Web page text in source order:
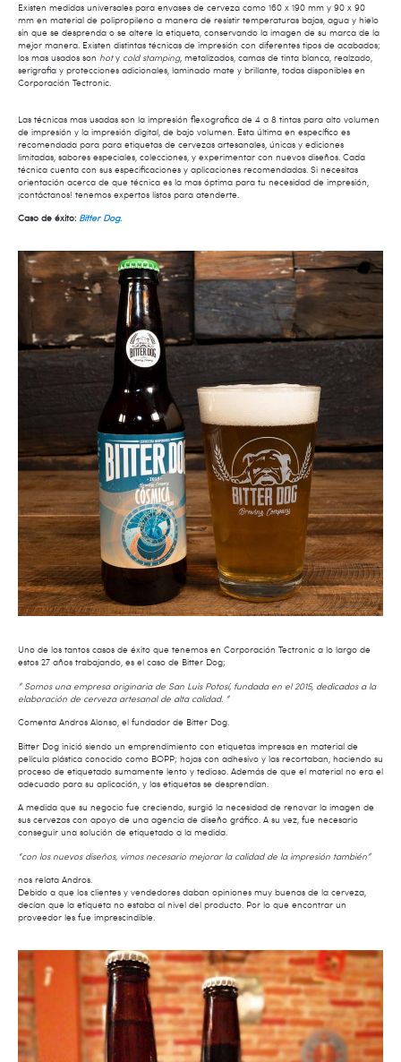
Existen medidas universales para envases de cerveza como 160 x 190 mm y 90 x 90
mm en material de polipropileno a manera de resistir temperaturas bajas, agua y hielo
sin que se desprenda o se altere la etiqueta, conservando la imagen de su marca de la
mejor manera. Existen distintas técnicas de impresión con diferentes tipos de acabados;
los mas usados son hoty cold stamping, metalizados, camas de tinta blanca, realzado,
serigrafia y protecciones adicionales, laminado mate y brillante, todas disponibles en
Corporación Tectronic.
Las técnicas mas usadas son la impresión flexografica de 4 a 8 tintas para alto volumen
de impresión y la impresión digital, de bajo volumen. Esta última en específico es
recomendada para para etiquetas de cervezas artesanales, únicas y ediciones
limitadas, sabores especiales, colecciones, y experimentar con nuevos diseños. Cada
técnica cuenta con sus especificaciones y aplicaciones recomendadas. Si necesitas
orientación acerca de que técnica es la mas óptima para tu necesidad de impresión,
¡contáctanos! tenemos expertos listos para atenderte.
Caso de éxito: Bitter Dog.
Uno de los tantos casos de éxito que tenemos en Corporación Tectronic a lo largo de
estos 27 años trabajando, es el caso de Bitter Dog;
” Somos una empresa originaria de San Luis Potosí, fundada en el 2015, dedicados a la
elaboración de cerveza artesanal de alta calidad. ”
Comenta Andros Alonso, el fundador de Bitter Dog.
Bitter Dog inició siendo un emprendimiento con etiquetas impresas en material de
película plástica conocido como BOPP; hojas con adhesivo y las recortaban, haciendo su
proceso de etiquetado sumamente lento y tedioso. Además de que el material no era el
adecuado para su aplicación, y las etiquetas se desprendían.
A medida que su negocio fue creciendo, surgió la necesidad de renovar la imagen de
sus cervezas con apoyo de una agencia de diseño gráfico. A su vez, fue necesario
conseguir una solución de etiquetado a la medida.
“con los nuevos diseños, vimos necesario mejorar la calidad de la impresión también”
nos relata Andros.
Debido a que los clientes y vendedores daban opiniones muy buenas de la cerveza,
decían que la etiqueta no estaba al nivel del producto. Por lo que encontrar un
proveedor les fue imprescindible.